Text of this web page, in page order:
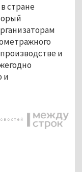
стране
и
и